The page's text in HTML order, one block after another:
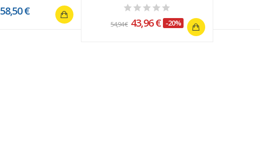
58,50 €
54,94 € 43,96 € -20%